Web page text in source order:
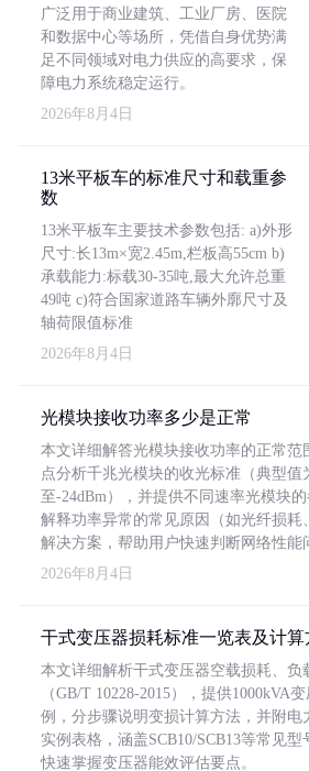
广泛用于商业建筑、工业厂房、医院
和数据中心等场所，凭借自身优势满
足不同领域对电力供应的高要求，保
障电力系统稳定运行。
2026年8月4日
13米平板车的标准尺寸和载重参
数
13米平板车主要技术参数包括: a)外形
尺寸:长13m×宽2.45m,栏板高55cm b)
承载能力:标载30-35吨,最大允许总重
49吨 c)符合国家道路车辆外廓尺寸及
轴荷限值标准
2026年8月4日
光模块接收功率多少是正常
本文详细解答光模块接收功率的正常范
点分析千兆光模块的收光标准（典型值
至-24dBm），并提供不同速率光模块
解释功率异常的常见原因（如光纤损耗
解决方案，帮助用户快速判断网络性能
2026年8月4日
干式变压器损耗标准一览表及计算
本文详细解析干式变压器空载损耗、负
（GB/T 10228-2015），提供1000kVA
例，分步骤说明变损计算方法，并附电
实例表格，涵盖SCB10/SCB13等常见
快速掌握变压器能效评估要点。